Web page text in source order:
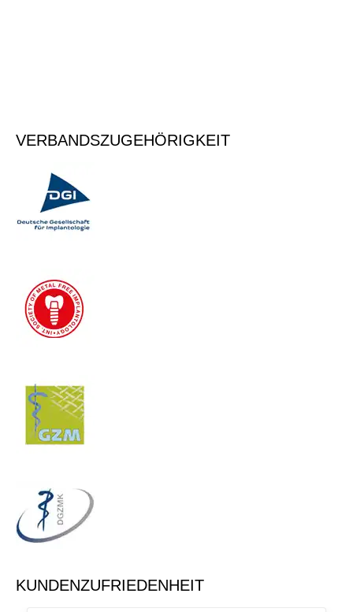
VERBANDSZUGEHÖRIGKEIT
KUNDENZUFRIEDENHEIT